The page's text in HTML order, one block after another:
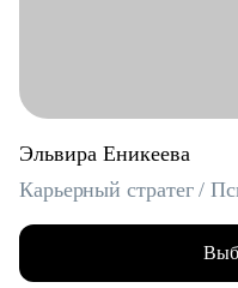
Эльвира Еникеева
Карьерный стратег /